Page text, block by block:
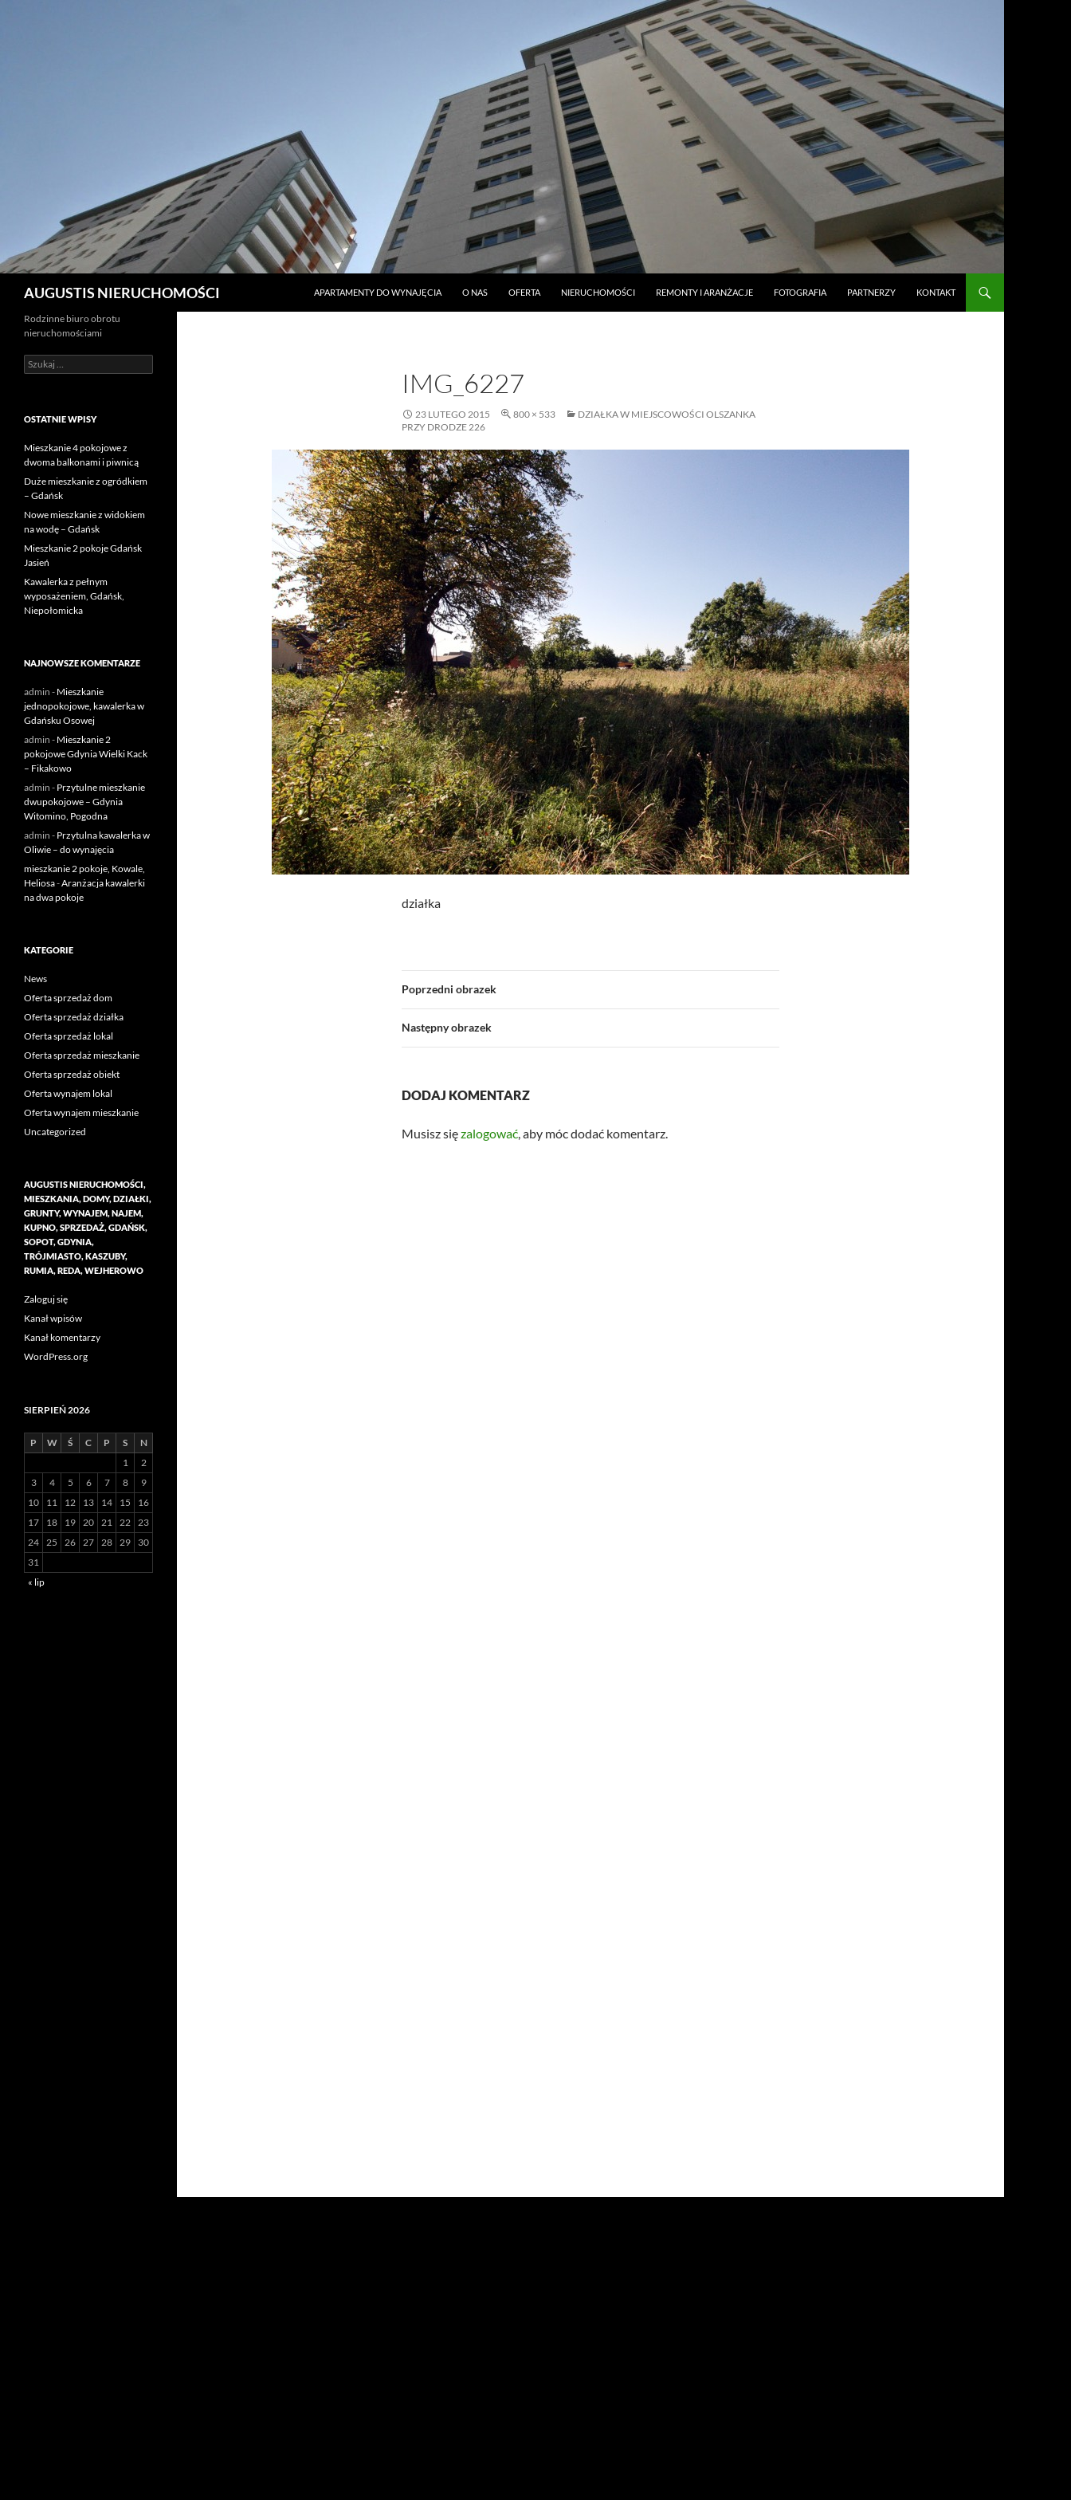
AUGUSTIS NIERUCHOMOŚCI
APARTAMENTY DO WYNAJĘCIA
O NAS OFERTA NIERUCHOMOŚCI REMONTY I ARANŻACJE FOTOGRAFIA PARTNERZY KONTAKT
IMG_6227
23 LUTEGO 2015 800 × 533
DZIAŁKA W MIEJSCOWOŚCI OLSZANKA
PRZY DRODZE 226
działka
Poprzedni obrazek
Następny obrazek
DODAJ KOMENTARZ
Musisz sięzalogować, aby móc dodać komentarz.
Rodzinne biuro obrotu
nieruchomościami
Szukaj:
OSTATNIE WPISY
Mieszkanie 4 pokojowe z
dwoma balkonami i piwnicą
Duże mieszkanie z ogródkiem
– Gdańsk
Nowe mieszkanie z widokiem
na wodę – Gdańsk
Mieszkanie 2 pokoje Gdańsk
Jasień
Kawalerka z pełnym
wyposażeniem, Gdańsk,
Niepołomicka
NAJNOWSZE KOMENTARZE
admin - Mieszkanie
jednopokojowe, kawalerka w
Gdańsku Osowej
admin - Mieszkanie 2
pokojowe Gdynia Wielki Kack
– Fikakowo
admin - Przytulne mieszkanie
dwupokojowe – Gdynia
Witomino, Pogodna
admin - Przytulna kawalerka w
Oliwie – do wynajęcia
mieszkanie 2 pokoje, Kowale,
Heliosa-Aranżacja kawalerki
na dwa pokoje
KATEGORIE
News
Oferta sprzedaż dom
Oferta sprzedaż działka
Oferta sprzedaż lokal
Oferta sprzedaż mieszkanie
Oferta sprzedaż obiekt
Oferta wynajem lokal
Oferta wynajem mieszkanie
Uncategorized
AUGUSTIS NIERUCHOMOŚCI,
MIESZKANIA, DOMY, DZIAŁKI,
GRUNTY, WYNAJEM, NAJEM,
KUPNO, SPRZEDAŻ, GDAŃSK,
SOPOT, GDYNIA,
TRÓJMIASTO, KASZUBY,
RUMIA, REDA, WEJHEROWO
Zaloguj się
Kanał wpisów
Kanał komentarzy
WordPress.org
SIERPIEŃ 2026
P W Ś C P S
N
1
2
3
4 5 6 7 8
9
10
11 12 13 14 15
16
17
18 19 20 21 22 23
24 25 26 27 28 29
30
31
« lip